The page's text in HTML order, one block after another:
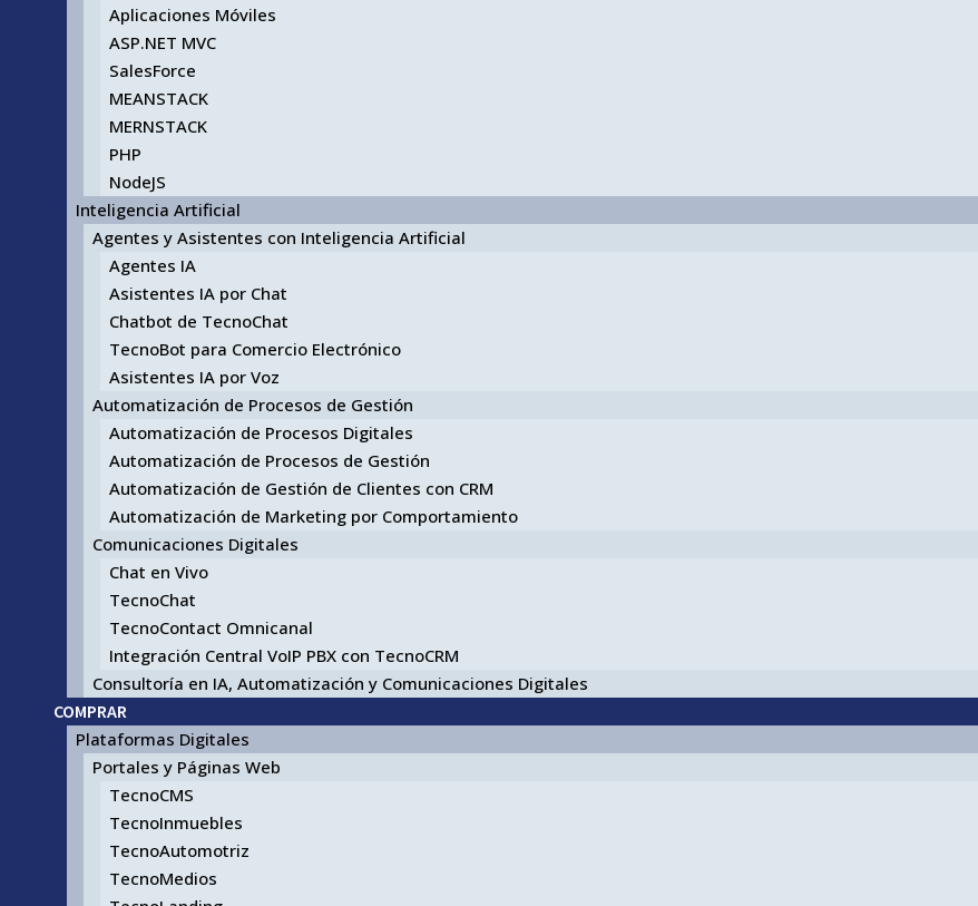
Aplicaciones Móviles
ASP.NET MVC
SalesForce
MEANSTACK
MERNSTACK
PHP
NodeJS
Inteligencia Artificial
Agentes y Asistentes con Inteligencia Artificial
Agentes IA
Asistentes IA por Chat
Chatbot de TecnoChat
TecnoBot para Comercio Electrónico
Asistentes IA por Voz
Automatización de Procesos de Gestión
Automatización de Procesos Digitales
Automatización de Procesos de Gestión
Automatización de Gestión de Clientes con CRM
Automatización de Marketing por Comportamiento
Comunicaciones Digitales
Chat en Vivo
TecnoChat
TecnoContact Omnicanal
Integración Central VoIP PBX con TecnoCRM
Consultoría en IA, Automatización y Comunicaciones Digitales
COMPRAR
Plataformas Digitales
Portales y Páginas Web
TecnoCMS
TecnoInmuebles
TecnoAutomotriz
TecnoMedios